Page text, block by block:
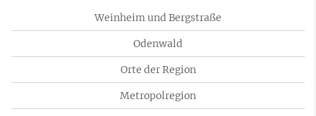
Weinheim und Bergstraße
Odenwald
Orte der Region
Metropolregion